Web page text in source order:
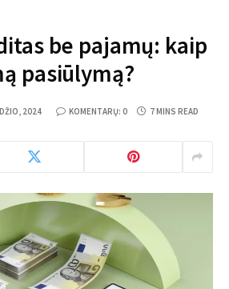
be pajamų: kaip
pasiūlymą?
2024 KOMENTARŲ: 0 7 MINS READ